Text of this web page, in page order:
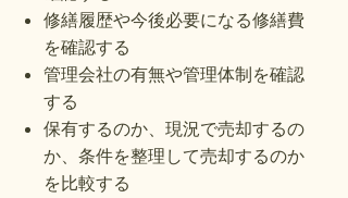
修繕履歴や今後必要になる修繕費
を確認する
管理会社の有無や管理体制を確認
する
保有するのか、現況で売却するの
か、条件を整理して売却するのか
を比較する